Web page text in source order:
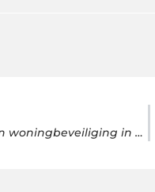
Van videodeurbellen tot slimme cilinders: de nieuwste trends in woningbeveiliging in Zoetermeer